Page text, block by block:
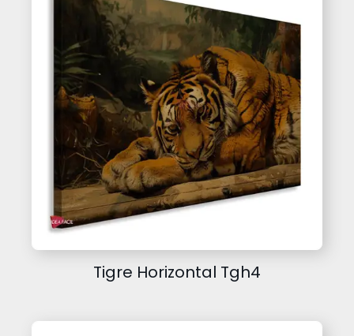
Tigre Horizontal Tgh4